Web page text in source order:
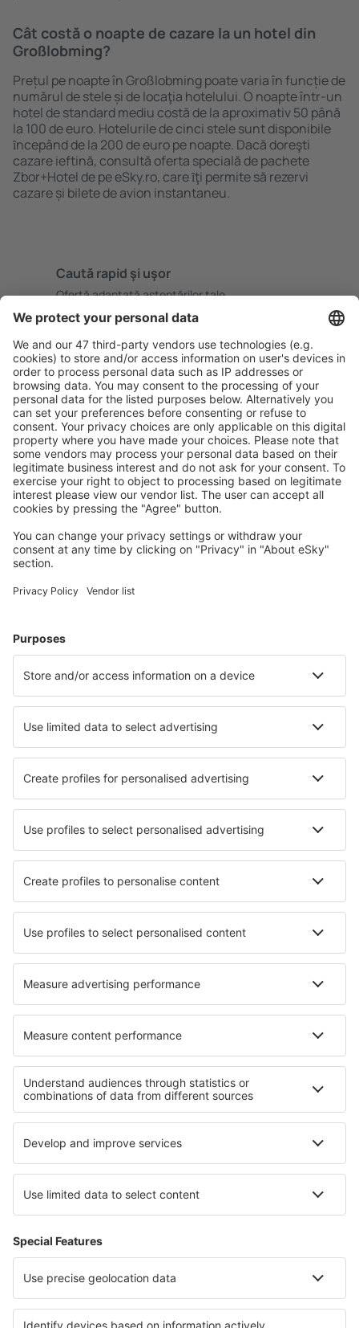
Cât costă o noapte de cazare la un hotel din
Großlobming?
Prețul pe noapte în Großlobming poate varia în funcție de
numărul de stele și de locaţia hotelului. O noapte într-un
hotel de standard mediu costă de la aproximativ 50 până
la 100 de euro. Hotelurile de cinci stele sunt disponibile
ȋncepând de la 200 de euro pe noapte. Dacă doreşti
cazare ieftină, consultă oferta specială de pachete
Zbor+Hotel de pe eSky.ro, care ȋţi permite să rezervi
cazare și bilete de avion instantaneu.
Caută rapid şi uşor
Ofertă adaptată aşteptărilor tale.
Planifică ȋn siguranţă
Rezervare fără griji cu opțiune gratuită de anulare.
Economiseşte mai mult
Prețuri atractive și oferte speciale pentru utilizatorii
conectați.
Cazarea preferată
Alege din peste 1,3 mil. de opţiuni: hoteluri, cabane,
Cele mai căutate hoteluri de către utilizatorii eSky
Hoteluri în Solden
Hoteluri în Graz Hoteluri în Zell Am See
Hoteluri în Viena Hoteluri în Zell am Ziller
Hoteluri în Ellmau Hoteluri în Saalbach
Cele mai bune hoteluri - orașe
Hoteluri în Paliouri Hoteluri în Niederleierndorf
Hoteluri în Medolago Hoteluri în Ninghai
Hoteluri în Guadamur Hoteluri în Bulkington
Cele mai bune hoteluri - regiuni
Hoteluri în Hochpustertal Hoteluri în Bad Kleinkirchheim
Hoteluri în Bad Aussee Hoteluri in Montafon
Hoteluri in Austria Superioar
Hoteluri in Pieniny Hoteluri in Apulia